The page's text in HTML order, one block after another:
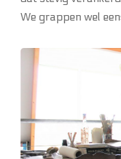
We grappen wel